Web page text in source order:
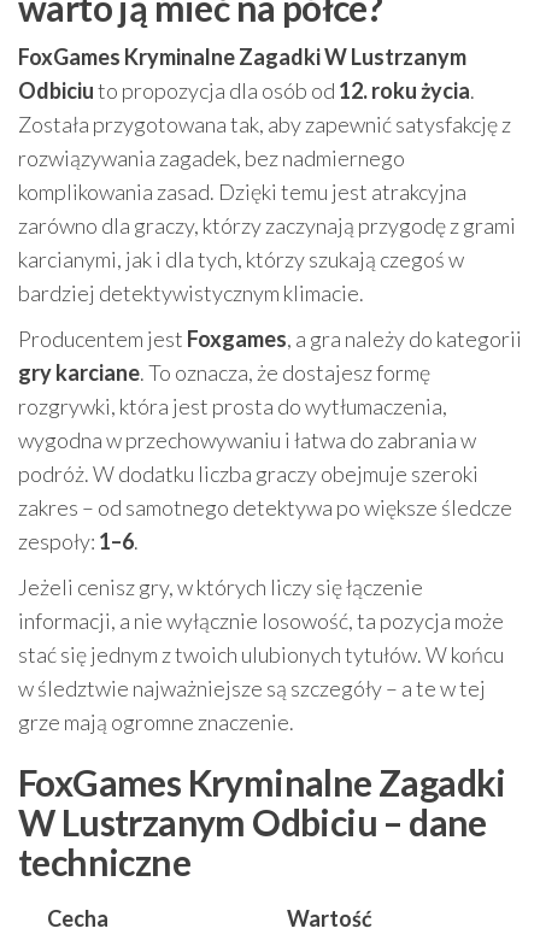
FoxGames Kryminalne Zagadki W Lustrzanym
Odbiciuto propozycja dla osób od 12. roku życia.
Została przygotowana tak, aby zapewnić satysfakcję z
rozwiązywania zagadek, bez nadmiernego
komplikowania zasad. Dzięki temu jest atrakcyjna
zarówno dla graczy, którzy zaczynają przygodę z grami
karcianymi, jak i dla tych, którzy szukają czegoś w
bardziej detektywistycznym klimacie.
Producentem jest Foxgames, a gra należy do kategorii
gry karciane. To oznacza, że dostajesz formę
rozgrywki, która jest prosta do wytłumaczenia,
wygodna w przechowywaniu i łatwa do zabrania w
podróż. W dodatku liczba graczy obejmuje szeroki
zakres – od samotnego detektywa po większe śledcze
zespoły: 1–6.
Jeżeli cenisz gry, w których liczy się łączenie
informacji, a nie wyłącznie losowość, ta pozycja może
stać się jednym z twoich ulubionych tytułów. W końcu
w śledztwie najważniejsze są szczegóły – a te w tej
grze mają ogromne znaczenie.
FoxGames Kryminalne Zagadki
W Lustrzanym Odbiciu – dane
techniczne
Cecha Wartość